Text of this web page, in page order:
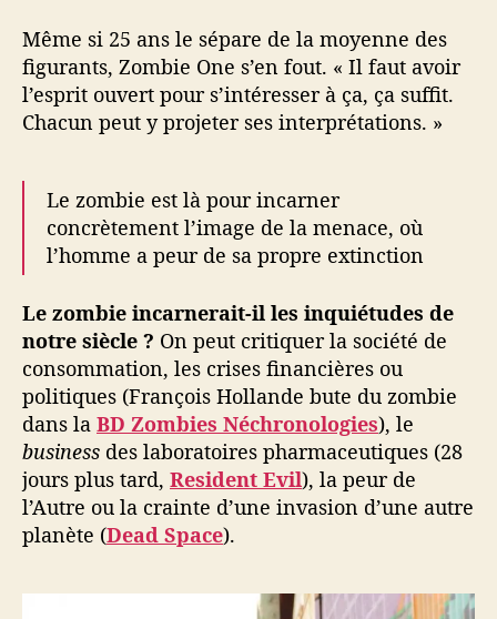
Même si 25 ans le sépare de la moyenne des
figurants, Zombie One s’en fout. « Il faut avoir
l’esprit ouvert pour s’intéresser à ça, ça suffit.
Chacun peut y projeter ses interprétations. »
Le zombie est là pour incarner
concrètement l’image de la menace, où
l’homme a peur de sa propre extinction
Le zombie incarnerait-il les inquiétudes de
notre siècle ? On peut critiquer la société de
consommation, les crises financières ou
politiques (François Hollande bute du zombie
dans la BD Zombies Néchronologies), le
business des laboratoires pharmaceutiques (28
jours plus tard, Resident Evil), la peur de
l’Autre ou la crainte d’une invasion d’une autre
planète (Dead Space).